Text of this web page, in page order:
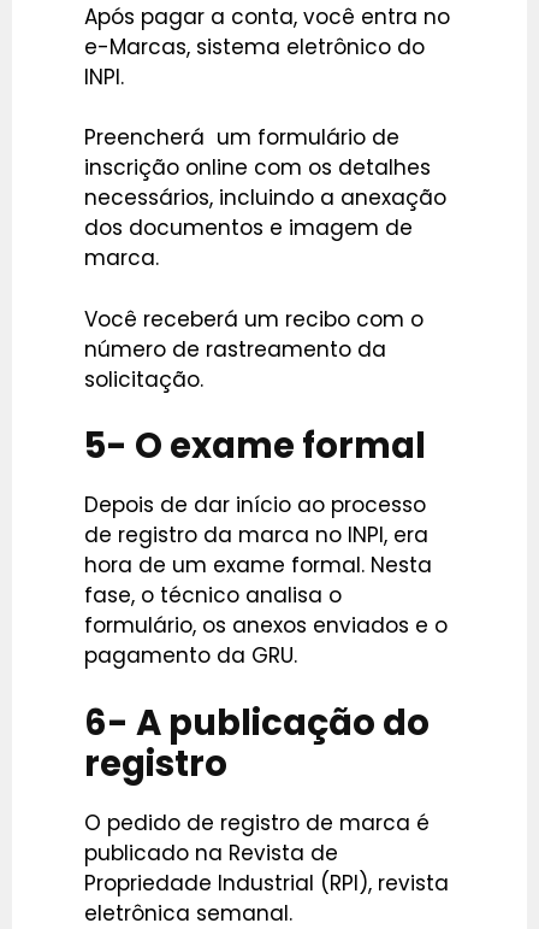
Após pagar a conta, você entra no
e-Marcas, sistema eletrônico do
INPI.
Preencherá um formulário de
inscrição online com os detalhes
necessários, incluindo a anexação
dos documentos e imagem de
marca.
Você receberá um recibo com o
número de rastreamento da
solicitação.
5- O exame formal
Depois de dar início ao processo
de registro da marca no INPI, era
hora de um exame formal. Nesta
fase, o técnico analisa o
formulário, os anexos enviados e o
pagamento da GRU.
6- A publicação do
registro
O pedido de registro de marca é
publicado na Revista de
Propriedade Industrial (RPI), revista
eletrônica semanal.